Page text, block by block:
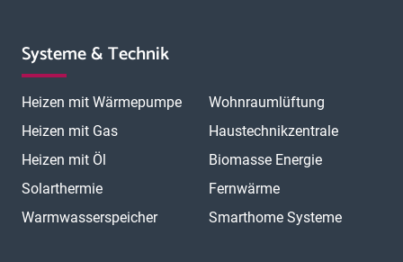
Systeme & Technik
Heizen mit Wärmepumpe
Heizen mit Gas
Heizen mit Öl
Solarthermie
Warmwasserspeicher
Wohnraumlüftung
Haustechnikzentrale
Biomasse Energie
Fernwärme
Smarthome Systeme